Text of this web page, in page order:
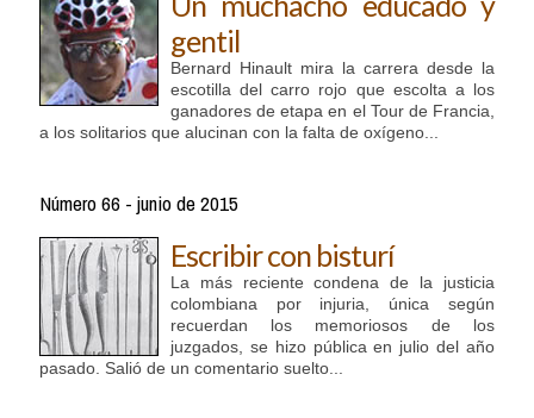
gentil
Bernard Hinault mira la carrera desde la
escotilla del carro rojo que escolta a los
ganadores de etapa en el Tour de Francia,
a los solitarios que alucinan con la falta de oxígeno...
Número 66 - junio de 2015
Escribir con bisturí
La más reciente condena de la justicia
colombiana por injuria, única según
recuerdan los memoriosos de los
juzgados, se hizo pública en julio del año
pasado. Salió de un comentario suelto...